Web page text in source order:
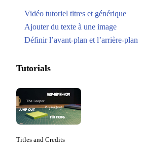
Vidéo tutoriel titres et générique
Ajouter du texte à une image
Définir l’avant-plan et l’arrière-plan
Tutorials
Titles and Credits